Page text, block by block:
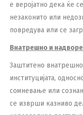
е веројатно дека ќе
незаконито или
повредува или се
Внатрешно и
Заштитено
институцијата,
сомневање или
се изврши казниво